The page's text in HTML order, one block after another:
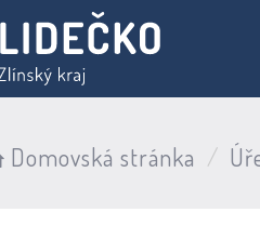
Domovská stránka